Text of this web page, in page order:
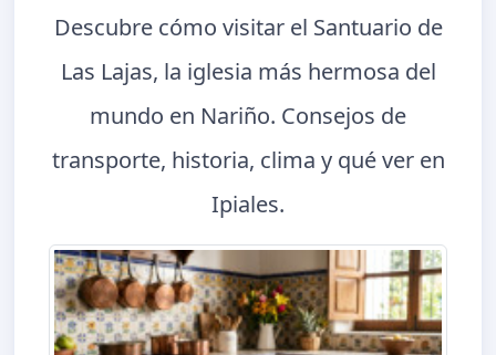
Descubre cómo visitar el Santuario de
Las Lajas, la iglesia más hermosa del
mundo en Nariño. Consejos de
transporte, historia, clima y qué ver en
Ipiales.